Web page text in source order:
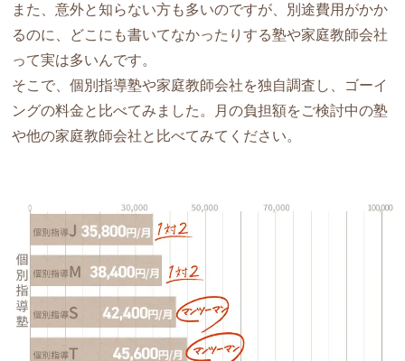
また、意外と知らない方も多いのですが、別途費用がかか
るのに、どこにも書いてなかったりする塾や家庭教師会社
って実は多いんです。
そこで、個別指導塾や家庭教師会社を独自調査し、ゴーイ
ングの料金と比べてみました。月の負担額をご検討中の塾
や他の家庭教師会社と比べてみてください。